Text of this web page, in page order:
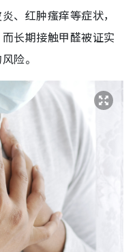
、红肿瘙痒等症状，
长期接触甲醛被证实
险。